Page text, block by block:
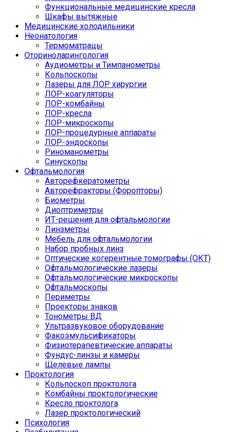
Функциональные медицинские кресла
Шкафы вытяжные
Медицинские холодильники
Неонатология
Термоматрацы
Оториноларингология
Аудиометры и Тимпанометры
Кольпоскопы
Лазеры для ЛОР хирургии
ЛОР-коагуляторы
ЛОР-комбайны
ЛОР-кресла
ЛОР-микроскопы
ЛОР-процедурные аппараты
ЛОР-эндоскопы
Риноманометры
Синускопы
Офтальмология
Авторефкератометры
Авторефракторы (Форопторы)
Биометры
Диоптриметры
ИТ-решения для офтальмологии
Линзметры
Мебель для офтальмологии
Набор пробных линз
Оптические когерентные томографы (ОКТ)
Офтальмологические лазеры
Офтальмологические микроскопы
Офтальмоскопы
Периметры
Проекторы знаков
Тонометры ВД
Ультразвуковое оборудование
Факоэмульсификаторы
Физиотерапевтические аппараты
Фундус-линзы и камеры
Щелевые лампы
Проктология
Кольпоскоп проктолога
Комбайны проктологические
Кресло проктолога
Лазер проктологический
Психология